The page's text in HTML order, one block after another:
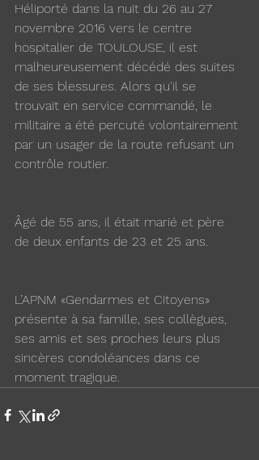
Héliporté dans la nuit du 26 au 27
novembre 2016 vers le centre
hospitalier de TOULOUSE, il est
malheureusement décédé des suites
de ses blessures. Alors qu'il se
trouvait en service commandé, le
militaire a été percuté volontairement
par un usager de la route refusant un
contrôle routier.
Âgé de 55 ans, il était marié et père
de deux enfants de 23 et 25 ans.
L’APNM «Gendarmes et Citoyens»
présente à sa famille, ses collègues,
ses amis et ses proches leurs plus
sincères condoléances dans ce
moment tragique.